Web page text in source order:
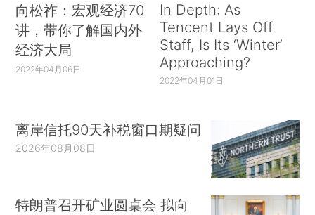
向松祚：宏观经济70
讲，带你了解国内外
经济大局
2022年04月06日
In Depth: As
Tencent Lays Off
Staff, Is Its ‘Winter’
Approaching?
2022年04月01日
离岸信托90天补税窗口期疑问
2026年08月08日
特朗普召开矿业圆桌会 拟向